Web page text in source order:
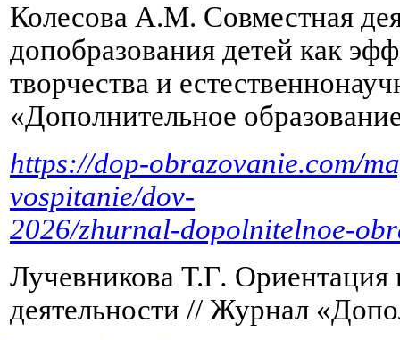
Колесова А.М. Совместная
допобразования детей как
творчества и
«Дополнительное
https://dop-obrazovanie.com/
vospitanie/dov-
2026/zhurnal-dopolnitelnoe-
Лучевникова Т.Г. Ориентация
деятельности // Журнал